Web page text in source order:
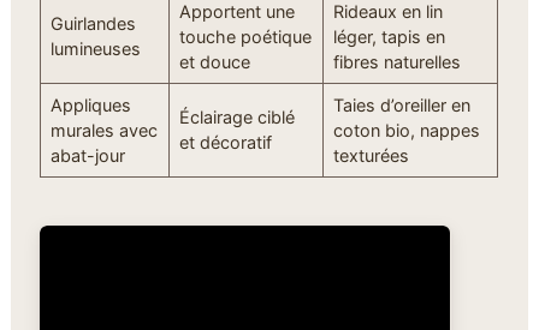
Guirlandes
lumineuses
Apportent une
touche poétique
et douce
Rideaux en lin
léger, tapis en
fibres naturelles
Appliques
murales avec
abat-jour
Éclairage ciblé
et décoratif
Taies d’oreiller en
coton bio, nappes
texturées